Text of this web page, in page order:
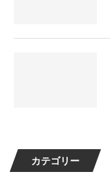
カテゴリー